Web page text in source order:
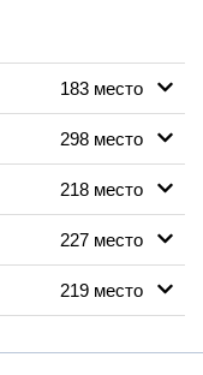
183 место
298 место
218 место
227 место
219 место